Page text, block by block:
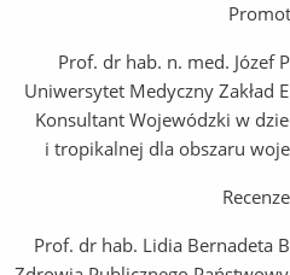
Prof. dr hab. n. med. Józef
Uniwersytet Medyczny Zakład
Konsultant Wojewódzki w
i tropikalnej dla obszaru
Prof. dr hab. Lidia Bernadeta